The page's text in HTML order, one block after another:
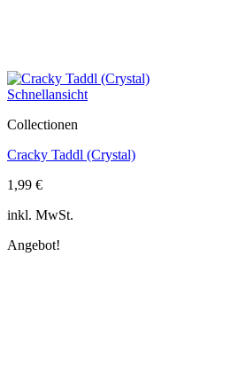
Schnellansicht
Collectionen
Cracky Taddl (Crystal)
1,99 €
inkl. MwSt.
Angebot!